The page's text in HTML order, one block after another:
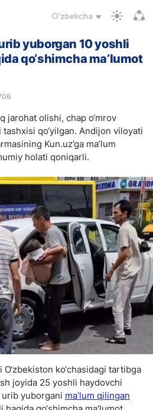
O'zbekcha
yuborgan 10 yoshli
qo‘shimcha ma’lumot
jarohat olishi, chap o‘mrov
qo‘yilgan. Andijon viloyati
Kun.uz’ga ma’lum
holati qoniqarli.
ko‘chasidagi tartibga
joyida 25 yoshli haydovchi
urib yuborgani ma’lum qilingan